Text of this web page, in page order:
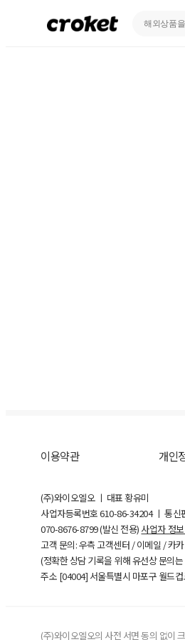
이용약관 개인
(주)와이오엘오 ㅣ 대표 황유미
사업자등록번호610-86-34204ㅣ 통신
070-8676-8799 (발신 전용) 사업자 정
고객 문의: 우측 고객센터 / 이메일 / 카
(정확한 상담 기록을 위해 유선상 문의
주소 [04004] 서울특별시 마포구 월드
(주)와이오엘오의 사전 서면 동의 없이